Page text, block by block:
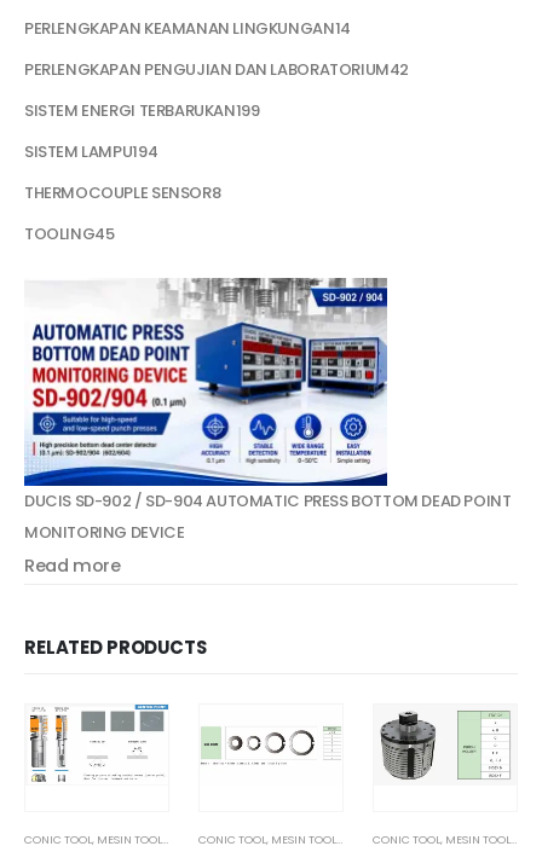
PERLENGKAPAN KEAMANAN LINGKUNGAN14
PERLENGKAPAN PENGUJIAN DAN LABORATORIUM42
SISTEM ENERGI TERBARUKAN199
SISTEM LAMPU194
THERMOCOUPLE SENSOR8
TOOLING45
DUCIS SD-902 / SD-904 AUTOMATIC PRESS BOTTOM DEAD POINT
MONITORING DEVICE
Read more
RELATED PRODUCTS
CONIC TOOL, MESIN TOOL DAN PART CONIC TOOL, MESIN TOOL DAN PART CONIC TOOL, MESIN TOOL DAN PART